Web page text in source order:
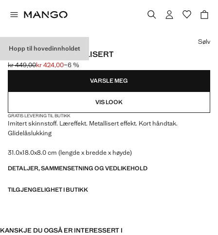
Hopp til hovedinnholdet
HÅNDVESKE METALLISERT
Første pris strøket [kr 449,00 ]
kr 449,00
Gjeldende pris [kr 424,00 ]
kr 424,00−6 %
Velg en farge
Sølv
VARSLE MEG
VIS LOOK
GRATIS LEVERING TIL BUTIKK
Imitert skinnstoff. Læreffekt. Metallisert effekt. Kort håndtak.
Glidelåslukking
31.0x18.0x8.0 cm (lengde x bredde x høyde)
DETALJER, SAMMENSETNING OG VEDLIKEHOLD
TILGJENGELIGHET I BUTIKK
KANSKJE DU OGSÅ ER INTERESSERT I